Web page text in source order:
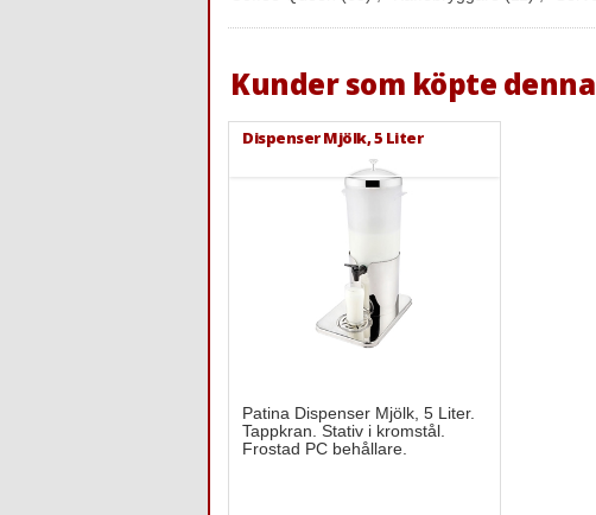
Kunder som köpte
Dispenser Mjölk, 5 Liter
Patina Dispenser Mjölk, 5 Liter.
Tappkran. Stativ i kromstål.
Frostad PC behållare.